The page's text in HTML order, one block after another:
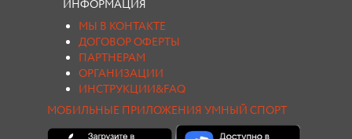
ИНФОРМАЦИЯ
МЫ В КОНТАКТЕ
ДОГОВОР ОФЕРТЫ
ПАРТНЕРАМ
ОРГАНИЗАЦИИ
ИНСТРУКЦИИ&FAQ
МОБИЛЬНЫЕ ПРИЛОЖЕНИЯ УМНЫЙ СПОРТ